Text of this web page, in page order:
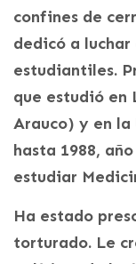
confines de
dedicó a
estudiantiles.
que estudió en
Arauco) y en la
hasta 1988,
estudiar
Ha estado
torturado. Le